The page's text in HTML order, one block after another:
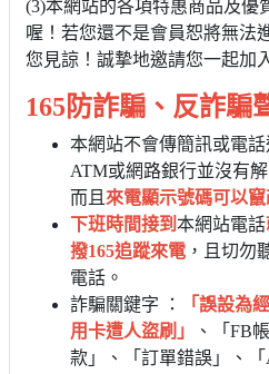
(3)本網站的各項特惠商品及優
喔！若您還不是會員恕將無法
您見諒！誠摯地邀請您一起加
165防詐騙、反詐騙
本網站不會傳簡訊或電
ATM或網路銀行並沒有
而且 來電顯示號碼可以竄
下班時間接到 本網站電話
撥165追蹤來電 ，且切勿
電話。
詐騙關鍵字 ：
「誤設為
用卡遭人盜刷」
、「FB
款」、「訂單錯誤」、